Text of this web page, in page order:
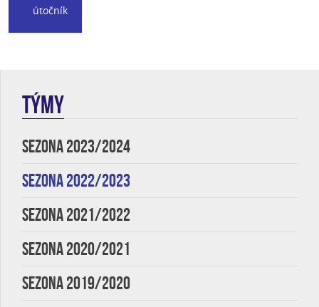
útočník
TÝMY
SEZONA 2023/2024
SEZONA 2022/2023
SEZONA 2021/2022
SEZONA 2020/2021
SEZONA 2019/2020